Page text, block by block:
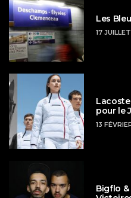
Les
17
pour le
13
Bigflo &